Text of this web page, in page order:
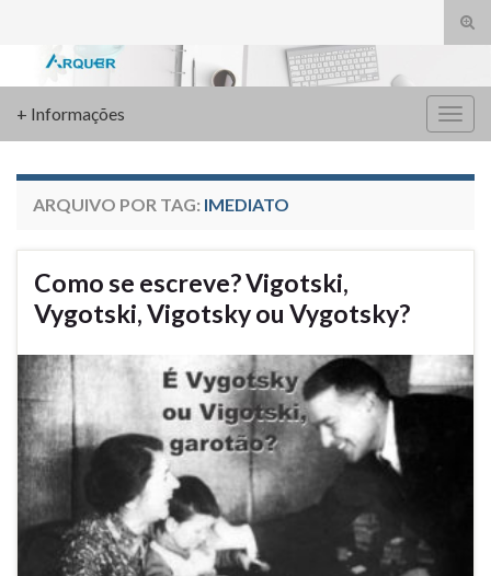
Search for:
+ Informações
ARQUIVO POR TAG: IMEDIATO
Como se escreve? Vigotski,
Vygotski, Vigotsky ou Vygotsky?